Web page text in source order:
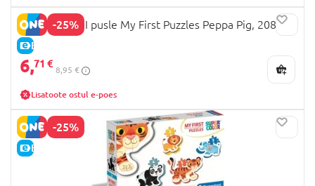
-25%
E-HIND
CLEMENTONI pusle My First Puzzles Peppa Pig, 20829
6,71 €
8,95 €
Lisatoote ostul e-poes
-25%
E-HIND